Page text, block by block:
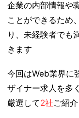
企業の内部情報や
ことができるため
り、未経験者でも
きます
今回はWeb業界に
ザイナー求人を多
厳選して2社ご紹介